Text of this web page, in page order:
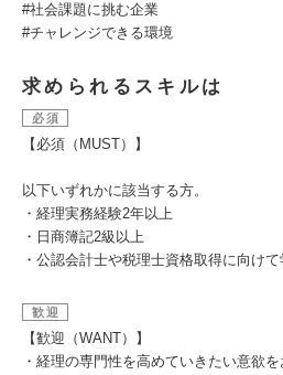
#社会課題に挑む企業
#チャレンジできる環境
求められるスキルは
必須
【必須（MUST）】
以下いずれかに該当する方。
・経理実務経験2年以上
・日商簿記2級以上
・公認会計士や税理士資格取得に向け
歓迎
【歓迎（WANT）】
・経理の専門性を高めていきたい意欲